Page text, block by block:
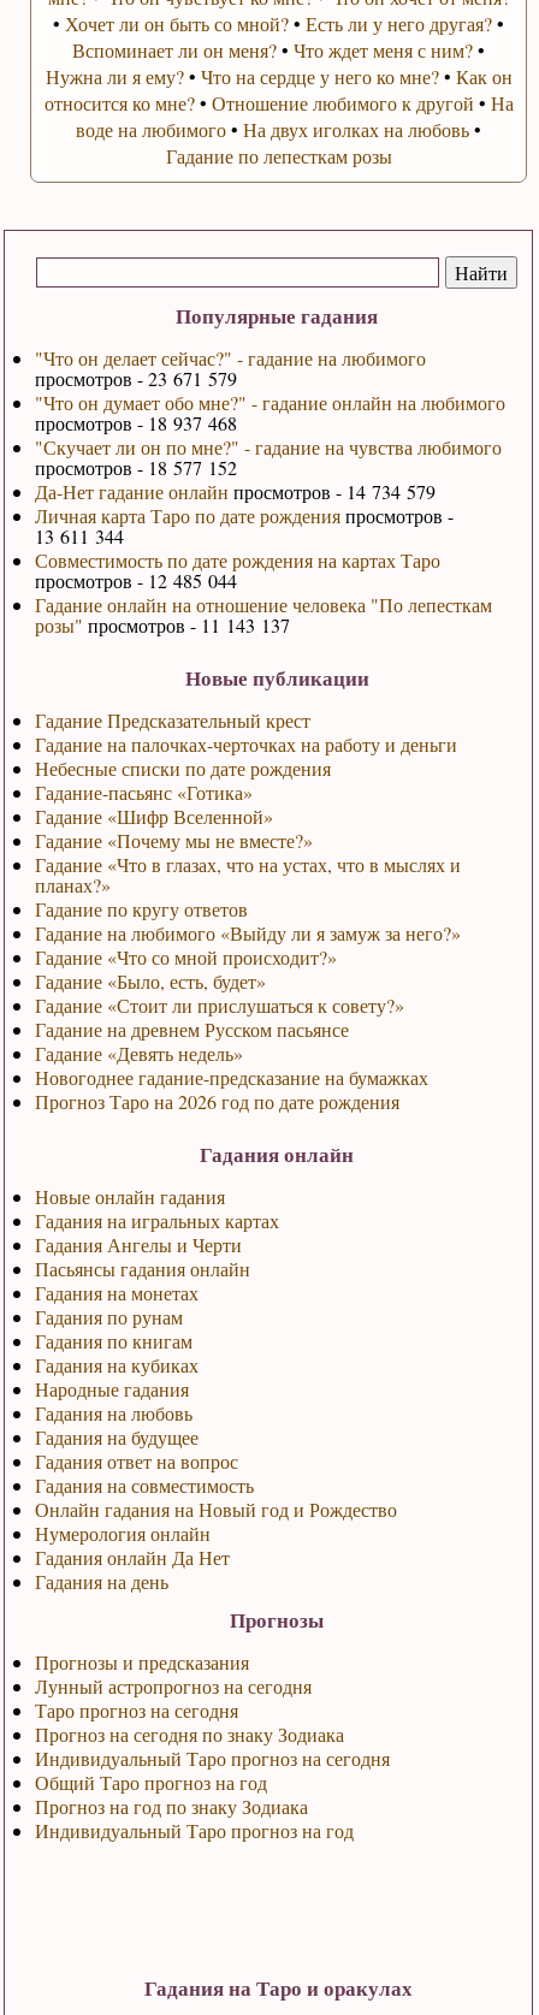
Популярные гадания
"Что он делает сейчас?" - гадание на любимого
просмотров - 23 671 579
"Что он думает обо мне?" - гадание онлайн на любимого
просмотров - 18 937 468
"Скучает ли он по мне?" - гадание на чувства любимого
просмотров - 18 577 152
Да-Нет гадание онлайн просмотров - 14 734 579
Личная карта Таро по дате рожденияпросмотров -
13 611 344
Совместимость по дате рождения на картах Таро
просмотров - 12 485 044
Гадание онлайн на отношение человека "По лепесткам
розы" просмотров - 11 143 137
Новые публикации
Гадание Предсказательный крест
Гадание на палочках-черточках на работу и деньги
Небесные списки по дате рождения
Гадание-пасьянс «Готика»
Гадание «Шифр Вселенной»
Гадание «Почему мы не вместе?»
Гадание «Что в глазах, что на устах, что в мыслях и
планах?»
Гадание по кругу ответов
Гадание на любимого «Выйду ли я замуж за него?»
Гадание «Что со мной происходит?»
Гадание «Было, есть, будет»
Гадание «Стоит ли прислушаться к совету?»
Гадание на древнем Русском пасьянсе
Гадание «Девять недель»
Новогоднее гадание-предсказание на бумажках
Прогноз Таро на 2026 год по дате рождения
Гадания онлайн
Новые онлайн гадания
Гадания на игральных картах
Гадания Ангелы и Черти
Пасьянсы гадания онлайн
Гадания на монетах
Гадания по рунам
Гадания по книгам
Гадания на кубиках
Народные гадания
Гадания на любовь
Гадания на будущее
Гадания ответ на вопрос
Гадания на совместимость
Онлайн гадания на Новый год и Рождество
Нумерология онлайн
Гадания онлайн Да Нет
Гадания на день
Прогнозы
Прогнозы и предсказания
Лунный астропрогноз на сегодня
Таро прогноз на сегодня
Прогноз на сегодня по знаку Зодиака
Индивидуальный Таро прогноз на сегодня
Общий Таро прогноз на год
Прогноз на год по знаку Зодиака
Индивидуальный Таро прогноз на год
• Хочет ли он быть со мной?•Есть ли у него другая?•
Вспоминает ли он меня?•Что ждет меня с ним?•
Нужна ли я ему?• Что на сердце у него ко мне?• Как он
относится ко мне?• Отношение любимого к другой • На
воде на любимого•На двух иголках на любовь•
Гадание по лепесткам розы
Гадания на Таро и оракулах